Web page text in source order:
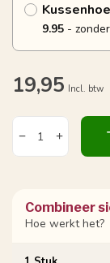
9.95 -
19,95 Incl. btw
Combineer
Hoe werkt het?